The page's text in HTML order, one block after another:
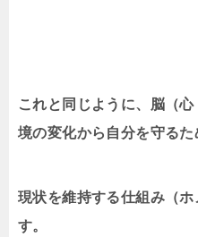
これと同じように、脳（
境の変化から自分を守るた
現状を維持する仕組み（
す。